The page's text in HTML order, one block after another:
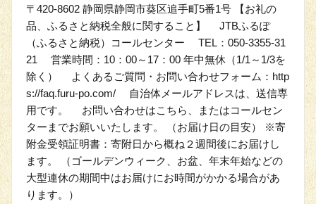
〒420-8602 静岡県静岡市葵区追手町5番1号 【お礼の
品、ふるさと納税全般に関すること】 JTBふるぽ
（ふるさと納税）コールセンター TEL：050-3355-31
21 営業時間：10：00～17：00 年中無休（1/1～1/3を
除く） よくあるご質問・お問い合わせフォーム：http
s://faq.furu-po.com/ 自治体メールアドレスは、送信専
用です。 お問い合わせはこちら、またはコールセン
ターまでお願いいたします。 （お届け日の目安） ※寄
附金受領証明書：寄附日から概ね２週間後にお届けし
ます。 （ゴールデンウィーク、お盆、年末年始などの
大型連休の期間中はお届けにお時間がかかる場合があ
ります。）